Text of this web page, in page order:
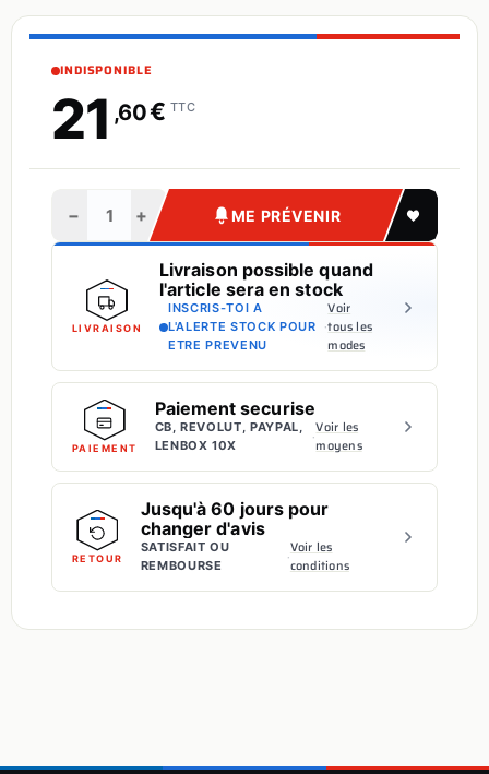
INDISPONIBLE
21 ,60€ TTC
− + ME PRÉVENIR
LIVRAISON
Livraison possible quand
l'article sera en stock
INSCRIS-TOI A
L'ALERTE STOCK POUR
ETRE PREVENU
·
Voir
tous les
modes
PAIEMENT
Paiement securise
CB, REVOLUT, PAYPAL,
LENBOX 10X
·Voir les
moyens
RETOUR
Jusqu'à 60 jours pour
changer d'avis
SATISFAIT OU
REMBOURSE
·Voir les
conditions